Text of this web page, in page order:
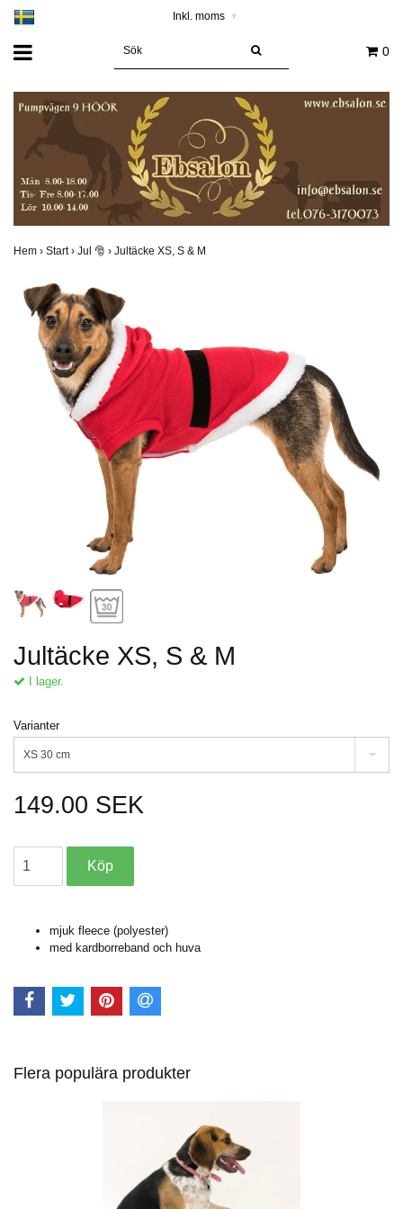
Inkl. moms ▾
0
Hem › Start› Jul 🎅 › Jultäcke XS, S & M
Jultäcke XS, S & M
I lager.
Varianter
XS 30 cm
149.00 SEK
mjuk fleece (polyester)
med kardborreband och huva
Flera populära produkter